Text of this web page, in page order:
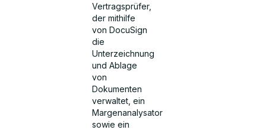
Vertragsprüfer,
der mithilfe
von DocuSign
die
Unterzeichnung
und Ablage
von
Dokumenten
verwaltet, ein
Margenanalysator
sowie ein